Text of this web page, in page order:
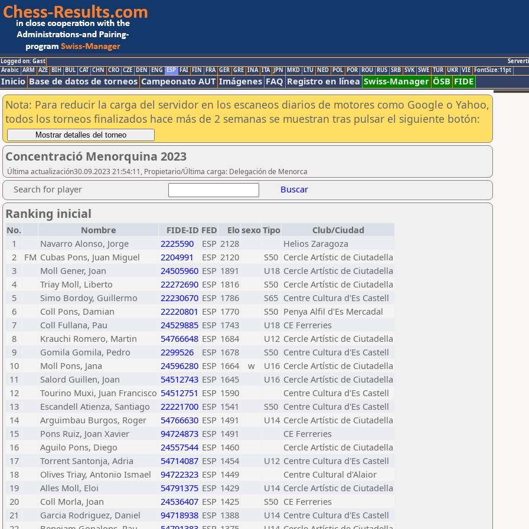
Logged on: Gast
Arabic ARM AZE BIH BUL CAT CHN CRO CZE DEN ENG ESP FAI FIN FRA GER GRE INA ITA JPN MKD LTU NED POL POR ROU RUS SRB SVK SWE TUR UKR VIE FontSize:11pt
Inicio Base de datos de torneos Campeonato AUT Imágenes FAQ Registro en línea Swiss-Manager ÖSB FIDE
Nota: Para reducir la carga del servidor en los escaneos diarios de motores como Google o Yahoo,
todos los torneos finalizados hace más de 2 semanas se muestran tras pulsar el siguiente botón:
Concentració Menorquina 2023
Última actualización30.09.2023 21:54:11, Propietario/Última carga: Delegación de Menorca
Search for player Buscar
Ranking inicial
No. Nombre FIDE-ID FED ElosexoTipo
Club/Ciudad
1
Navarro Alonso, Jorge 2225590 ESP 2128
Helios Zaragoza
2
FM Cubas Pons, Juan Miguel 2204991 ESP 2120 S50 Cercle Artístic de Ciutadella
3
Moll Gener, Joan 24505960 ESP 1891 U18 Cercle Artístic de Ciutadella
4
Triay Moll, Liberto 22272690 ESP 1816 S50 Cercle Artístic de Ciutadella
5
Simo Bordoy, Guillermo 22230670 ESP 1786 S65 Centre Cultura d'Es Castell
6
Coll Pons, Damian 22220801 ESP 1770 S50 Penya Alfil d'Es Mercadal
7
Coll Fullana, Pau 24529885 ESP 1743 U18 CE Ferreries
8
Krauchi Romero, Martin 54766648 ESP 1684 U12 Cercle Artístic de Ciutadella
9
Gomila Gomila, Pedro 2299526 ESP 1678 S50 Centre Cultura d'Es Castell
10
Moll Pons, Jana 24596280 ESP 1664 w U16 Cercle Artístic de Ciutadella
11
Salord Guillen, Joan 54512743 ESP 1645 U16 Cercle Artístic de Ciutadella
12
Tourino Muxi, Juan Francisco 54512751 ESP 1590
Centre Cultura d'Es Castell
13
Escandell Atienza, Santiago 22221700 ESP 1541 S50 Centre Cultura d'Es Castell
14
Arguimbau Burgos, Roger 54766630 ESP 1491 U14 Cercle Artístic de Ciutadella
15
Pons Ruiz, Joan Xavier 94724873 ESP 1491
CE Ferreries
16
Aguilo Pons, Diego 24557544 ESP 1460
Cercle Artístic de Ciutadella
17
Torrent Santonja, Adria 54714087 ESP 1454 U12 Centre Cultura d'Es Castell
18
Olives Triay, Antonio Ismael 94722323 ESP 1449
Centre Cultural d'Alaior
19
Alles Moll, Eloi 54791375 ESP 1429 U14 Cercle Artístic de Ciutadella
20
Coll Morla, Joan 24536407 ESP 1425 S50 CE Ferreries
21
Garcia Rodriguez, Daniel 94718938 ESP 1388 U14 Centre Cultura d'Es Castell